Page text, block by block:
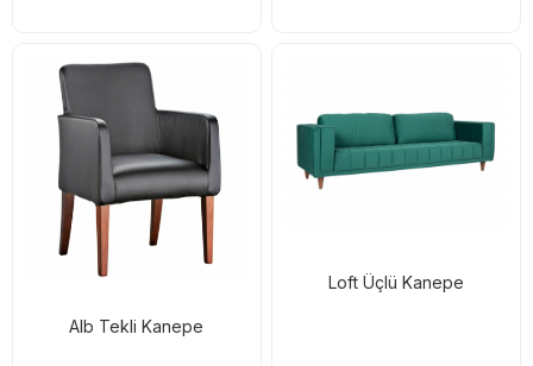
Alb Tekli Kanepe
Loft Üçlü Kanepe